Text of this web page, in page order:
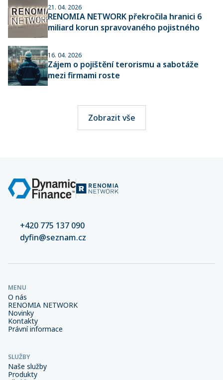
21. 04. 2026
RENOMIA NETWORK překročila hranici 6
miliard korun spravovaného pojistného
16. 04. 2026
Zájem o pojištění terorismu a sabotáže
mezi firmami roste
Zobrazit vše
+420 775 137 090
dyfin@seznam.cz
MENU
O nás
RENOMIA NETWORK
Novinky
Kontakty
Právní informace
SLUŽBY
Naše služby
Produkty